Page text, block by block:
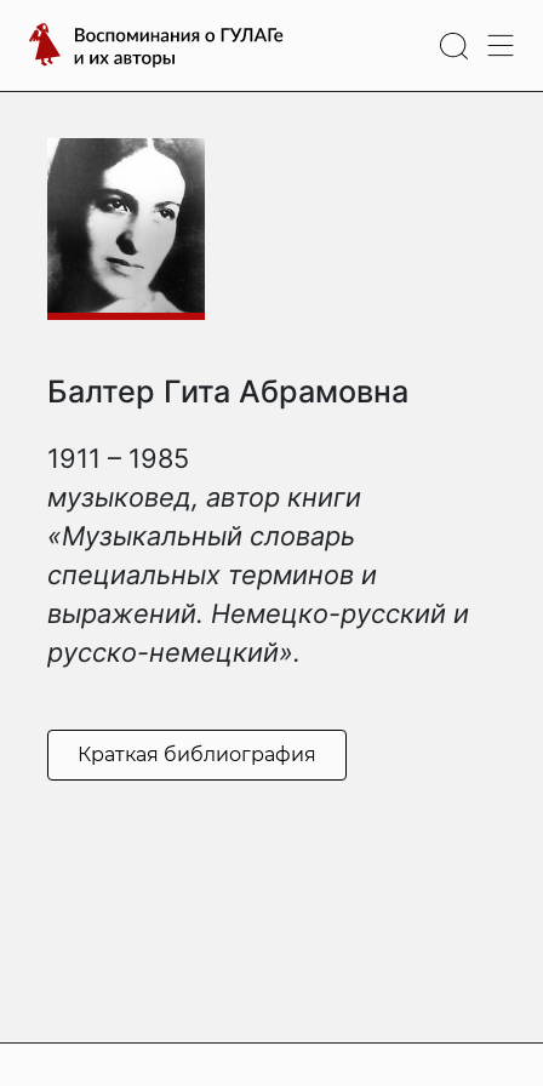
содержимому
Воспоминания
о
ГУЛАГе
авторы
Балтер Гита Абрамовна
1911 – 1985
музыковед, автор книги
«Музыкальный словарь
специальных терминов и
выражений. Немецко-русский и
русско-немецкий».
Краткая библиография